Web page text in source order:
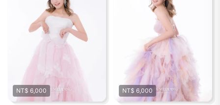
NT$ 6,000 NT$ 6,000